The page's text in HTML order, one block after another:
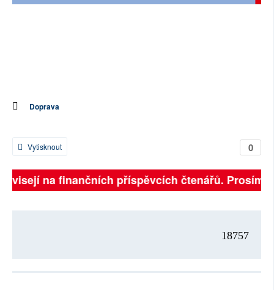
Doprava
0
Vytisknout
na finančních příspěvcích čtenářů.
18757